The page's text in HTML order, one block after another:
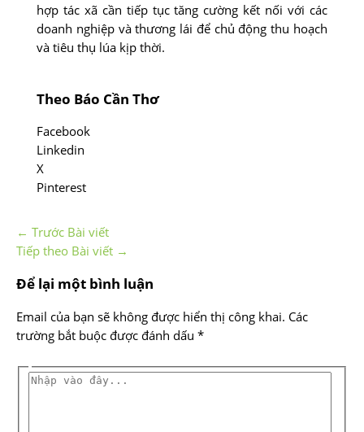
hợp tác xã cần tiếp tục tăng cường kết nối với các
doanh nghiệp và thương lái để chủ động thu hoạch
và tiêu thụ lúa kịp thời.
Theo Báo Cần Thơ
Facebook
Linkedin
X
Pinterest
← Trước Bài viết
Tiếp theo Bài viết →
Để lại một bình luận
Email của bạn sẽ không được hiển thị công khai. Các
trường bắt buộc được đánh dấu *